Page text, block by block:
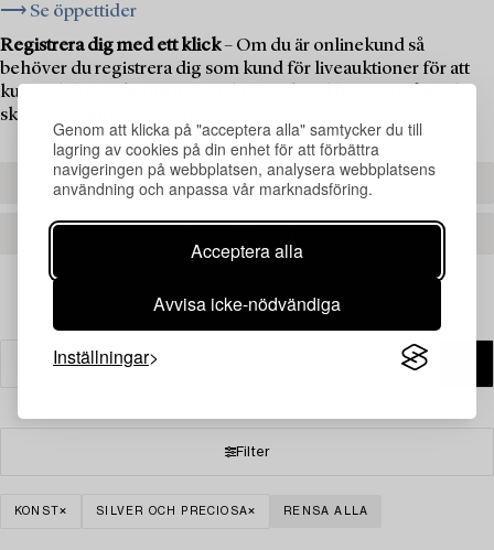
Genom att klicka på "acceptera alla" samtycker du till
lagring av cookies på din enhet för att förbättra
navigeringen på webbplatsen, analysera webbplatsens
användning och anpassa vår marknadsföring.
Acceptera alla
Avvisa icke-nödvändiga
Inställningar
⟶ Se öppettider
Registrera dig med ett klick– Om du är onlinekund så
behöver du registrera dig som kund för liveauktioner för att
kunna delta i auktionen. Om du är ny kund hos oss måste du
skapa ett kundkonto först.
REGISTRERA DIG
Filter
KONST SILVER OCH PRECIOSA RENSA ALLA